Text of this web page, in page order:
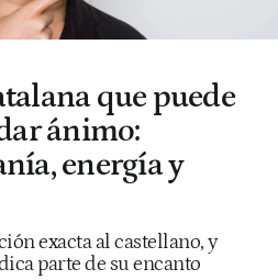
que puede
ánimo:
energía y
exacta al castellano, y
parte de su encanto